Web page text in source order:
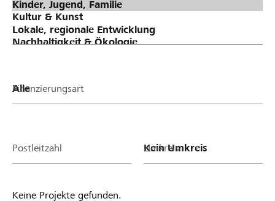
Finanzierungsart
Postleitzahl Umkreis
Keine Projekte gefunden.